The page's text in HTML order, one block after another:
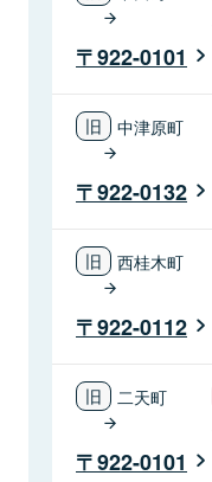
922-0101
中津原町
922-0132
西桂木町
922-0112
二天町
922-0101